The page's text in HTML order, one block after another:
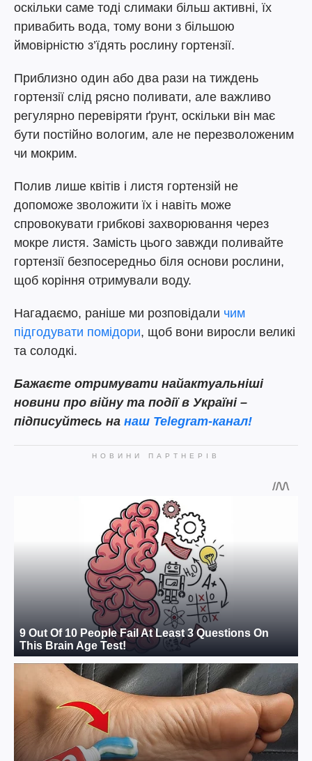
оскільки саме тоді слимаки більш активні, їх
привабить вода, тому вони з більшою
ймовірністю з’їдять рослину гортензії.
Приблизно один або два рази на тиждень
гортензії слід рясно поливати, але важливо
регулярно перевіряти ґрунт, оскільки він має
бути постійно вологим, але не перезволоженим
чи мокрим.
Полив лише квітів і листя гортензій не
допоможе зволожити їх і навіть може
спровокувати грибкові захворювання через
мокре листя. Замість цього завжди поливайте
гортензії безпосередньо біля основи рослини,
щоб коріння отримували воду.
Нагадаємо, раніше ми розповідали чим
підгодувати помідори, щоб вони виросли великі
та солодкі.
Бажаєте отримувати найактуальніші
новини про війну та події в Україні –
підписуйтесь на наш Telegram-канал!